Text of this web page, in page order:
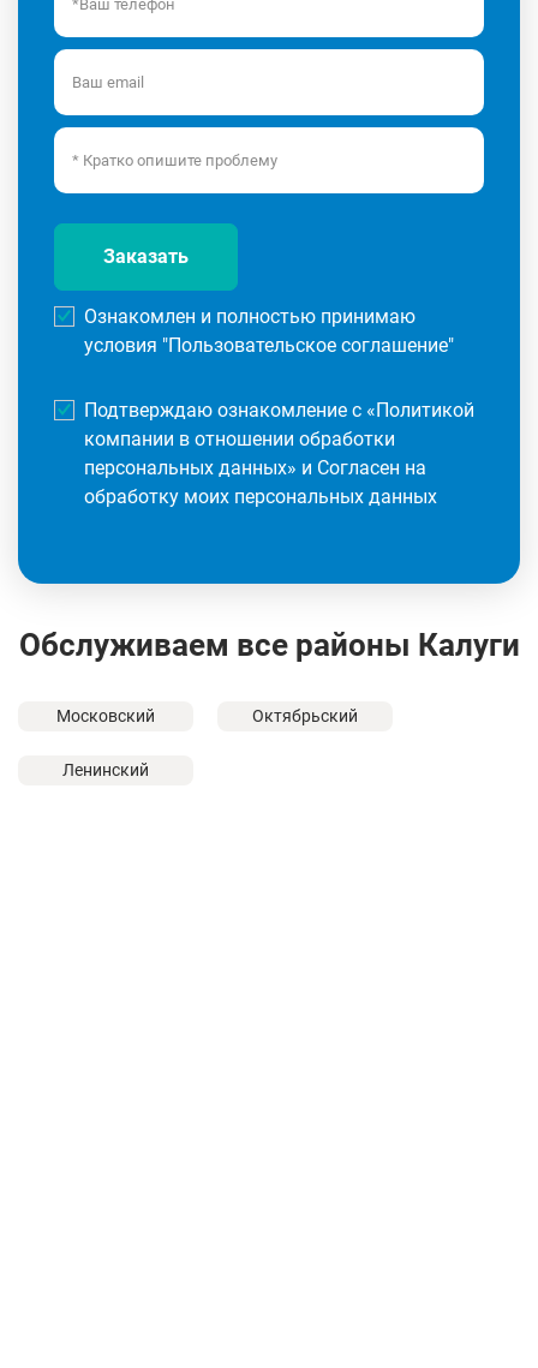
Заказать
Ознакомлен и полностью принимаю
условия "Пользовательское соглашение"
Подтверждаю ознакомление с «Политикой
компании в отношении обработки
персональных данных» и Согласен на
обработку моих персональных данных
Обслуживаем все районы Калуги
Московский Октябрьский
Ленинский